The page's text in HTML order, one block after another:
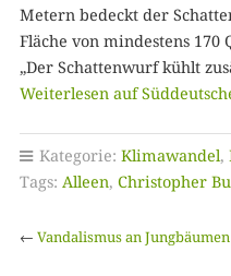
Metern bedeckt der
Fläche von mindestens 170
„Der Schattenwurf kühlt
Weiterlesen auf
Kategorie: Klimawandel,
Tags: Alleen, Christopher
← Vandalismus an Jungbäumen